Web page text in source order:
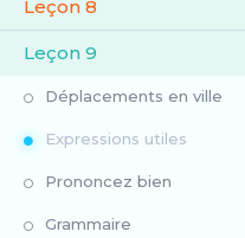
Leçon 8
Leçon 9
Déplacements en ville
Expressions utiles
Prononcez bien
Grammaire